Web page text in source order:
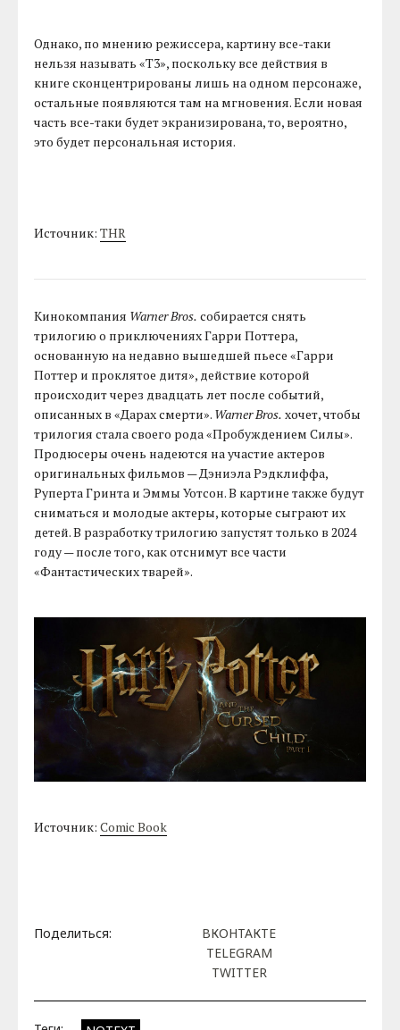
Однако, по мнению режиссера, картину все-таки
нельзя называть «Т3», поскольку все действия в
книге сконцентрированы лишь на одном персонаже,
остальные появляются там на мгновения. Если новая
часть все-таки будет экранизирована, то, вероятно,
это будет персональная история.
Источник:THR
Кинокомпания Warner Bros. собирается снять
трилогию о приключениях Гарри Поттера,
основанную на недавно вышедшей пьесе «Гарри
Поттер и проклятое дитя», действие которой
происходит через двадцать лет после событий,
описанных в «Дарах смерти». Warner Bros. хочет, чтобы
трилогия стала своего рода «Пробуждением Силы».
Продюсеры очень надеются на участие актеров
оригинальных фильмов — Дэниэла Рэдклиффа,
Руперта Гринта и Эммы Уотсон. В картине также будут
сниматься и молодые актеры, которые сыграют их
детей. В разработку трилогию запустят только в 2024
году — после того, как отснимут все части
«Фантастических тварей».
Источник:Comic Book
Поделиться:
ВКОНТАКТЕ
TELEGRAM
TWITTER